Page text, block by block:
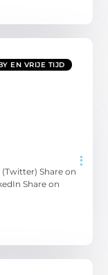
EN VRIJE TIJD
Share on
Share on